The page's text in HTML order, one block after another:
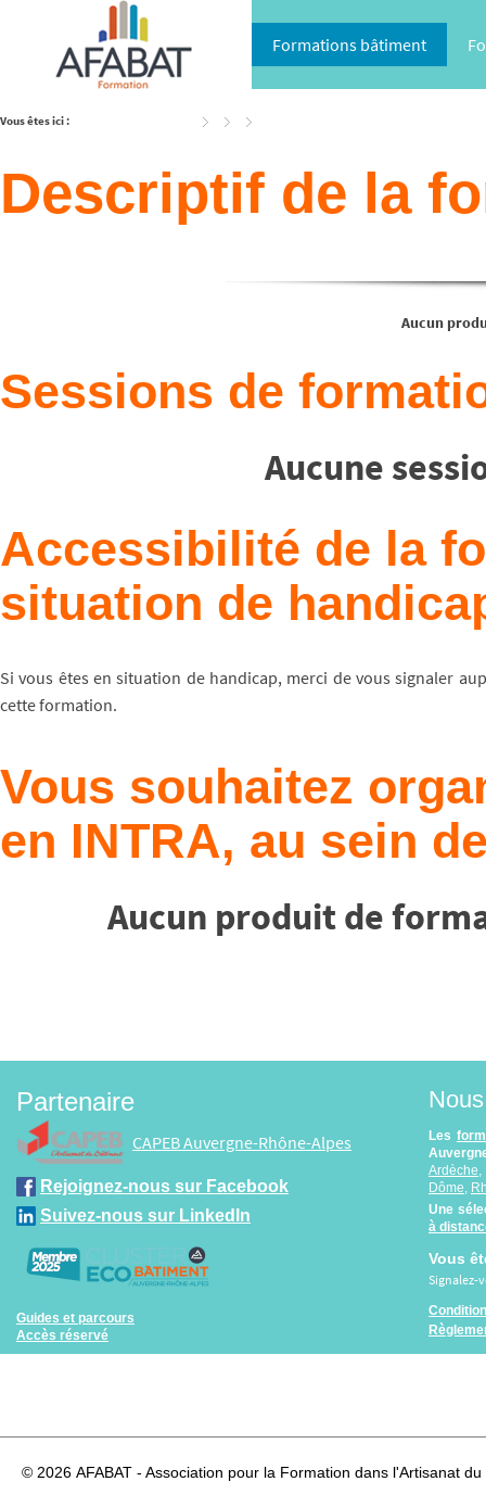
Formations bâtiment
Vous êtes ici :
Descriptif de la
Aucun
Sessions de
Aucune
Accessibilité de la
situation de
Si vous êtes en situation de handicap, merci de vous signaler
cette formation.
Vous souhaitez
en INTRA, au sein
Aucun produit de
Partenaire
CAPEB Auvergne-Rhône-Alpes
Rejoignez-nous sur Facebook
Suivez-nous sur LinkedIn
Guides et parcours
Accès réservé
Les
Ardèche
Dôme,
Une
à
Vous
Signalez-
© 2026 AFABAT - Association pour la Formation dans l'Artisanat du